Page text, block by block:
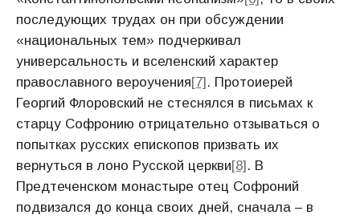
последующих трудах он при обсуждении
«национальных тем» подчеркивал
универсальность и вселенский характер
православного вероучения[7]. Протоиерей
Георгий Флоровский не стеснялся в письмах к
старцу Софронию отрицательно отзываться о
попытках русских епископов призвать их
вернуться в лоно Русской церкви[8]. В
Предтеченском монастыре отец Софроний
подвизался до конца своих дней, сначала – в